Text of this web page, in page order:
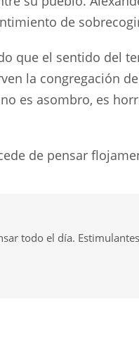
de
que el sentido del
la congregación
es asombro, es
de pensar
todo el día.